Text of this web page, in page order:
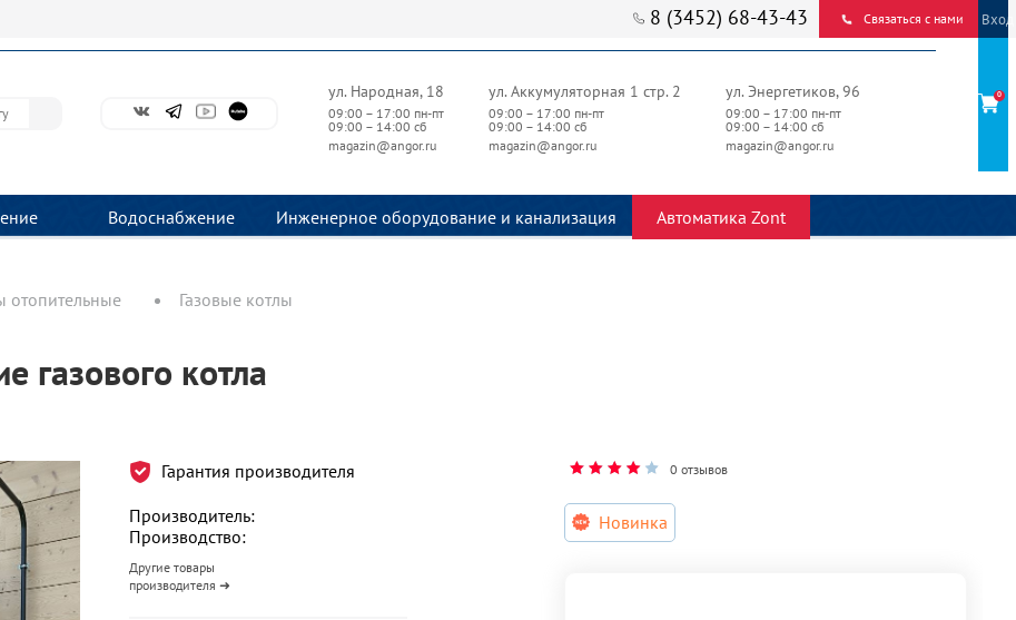
8 (3452) 68-43-43 Связаться с нами
ул. Народная, 18
09:00 – 17:00 пн-пт
09:00 – 14:00 сб
magazin@angor.ru
ул. Аккумуляторная 1 стр. 2
09:00 – 17:00 пн-пт
09:00 – 14:00 сб
magazin@angor.ru
ул. Энергетиков, 96
09:00 – 17:00 пн-пт
09:00 – 14:00 сб
magazin@angor.ru
Водоснабжение Инженерное оборудование и канализация Автоматика Zont
Вход
0
отопительные Газовые котлы
котла
Гарантия производителя
Производитель:
Производство:
Другие товары
производителя ➜
0 отзывов
Новинка